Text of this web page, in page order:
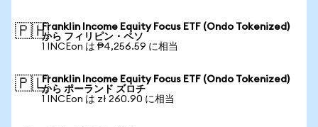
🇵🇭Franklin Income Equity Focus ETF (Ondo Tokenized)
から フィリピン・ペソ
1 INCEon は ₱4,256.59 に相当
🇵🇱Franklin Income Equity Focus ETF (Ondo Tokenized)
から ポーランド ズロチ
1 INCEon は zł 260.90 に相当